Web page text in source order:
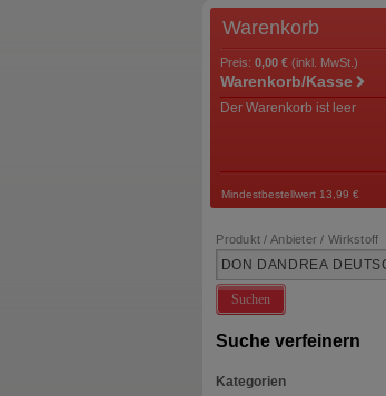
Warenkorb
Preis: 0,00 € (inkl. MwSt.)
Warenkorb/Kasse
Der Warenkorb ist leer
Mindestbestellwert 13,99 €
Produkt / Anbieter / Wirkstoff
Suchen
Suche verfeinern
Kategorien